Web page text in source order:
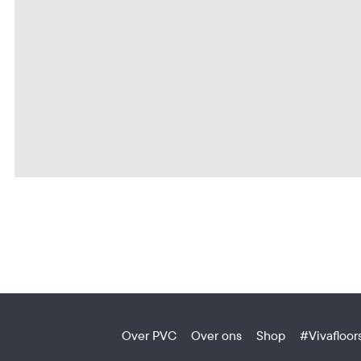
Over PVC Over ons Shop